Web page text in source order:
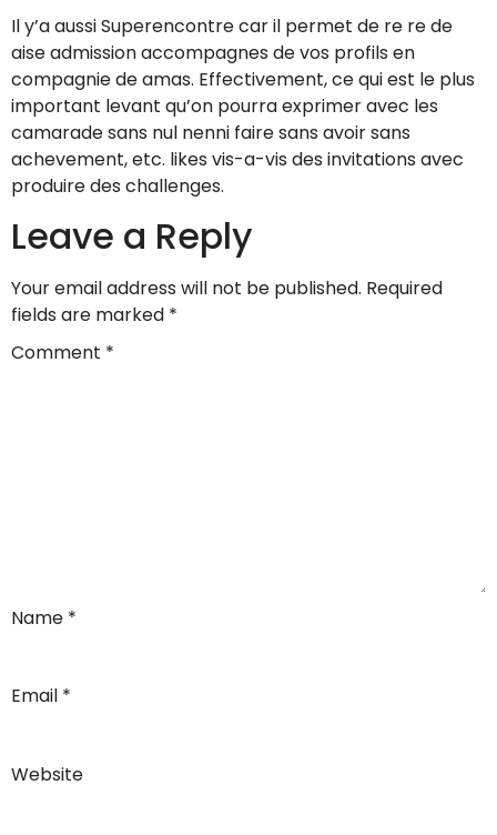
Il y’a aussi Superencontre car il permet de re re de
aise admission accompagnes de vos profils en
compagnie de amas. Effectivement, ce qui est le plus
important levant qu’on pourra exprimer avec les
camarade sans nul nenni faire sans avoir sans
achevement, etc. likes vis-a-vis des invitations avec
produire des challenges.
Leave a Reply
Your email address will not be published. Required
fields are marked *
Comment *
Name *
Email *
Website